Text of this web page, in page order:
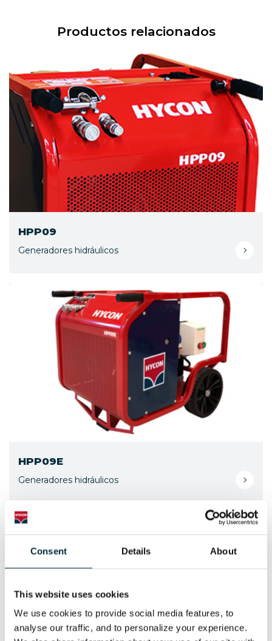
Consent Details About
This website uses cookies
We use cookies to provide social media features, to
analyse our traffic, and to personalize your experience.
Productos relacionados
HPP09
Generadores hidráulicos
HPP09E
Generadores hidráulicos